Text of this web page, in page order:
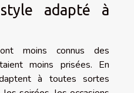
adapté à
moins connus des
moins prisées. En
à toutes sortes